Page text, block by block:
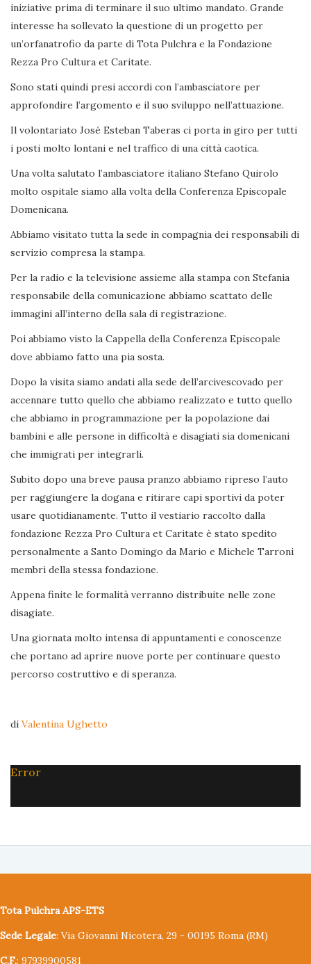
iniziative prima di terminare il suo ultimo mandato. Grande
interesse ha sollevato la questione di un progetto per
un’orfanatrofio da parte di Tota Pulchra e la Fondazione
Rezza Pro Cultura et Caritate.
Sono stati quindi presi accordi con l’ambasciatore per
approfondire l’argomento e il suo sviluppo nell’attuazione.
Il volontariato José Esteban Taberas ci porta in giro per tutti
i posti molto lontani e nel traffico di una città caotica.
Una volta salutato l’ambasciatore italiano Stefano Quirolo
molto ospitale siamo alla volta della Conferenza Episcopale
Domenicana.
Abbiamo visitato tutta la sede in compagnia dei responsabili di
servizio compresa la stampa.
Per la radio e la televisione assieme alla stampa con Stefania
responsabile della comunicazione abbiamo scattato delle
immagini all’interno della sala di registrazione.
Poi abbiamo visto la Cappella della Conferenza Episcopale
dove abbiamo fatto una pia sosta.
Dopo la visita siamo andati alla sede dell’arcivescovado per
accennare tutto quello che abbiamo realizzato e tutto quello
che abbiamo in programmazione per la popolazione dai
bambini e alle persone in difficoltà e disagiati sia domenicani
che immigrati per integrarli.
Subito dopo una breve pausa pranzo abbiamo ripreso l’auto
per raggiungere la dogana e ritirare capi sportivi da poter
usare quotidianamente. Tutto il vestiario raccolto dalla
fondazione Rezza Pro Cultura et Caritate è stato spedito
personalmente a Santo Domingo da Mario e Michele Tarroni
membri della stessa fondazione.
Appena finite le formalità verranno distribuite nelle zone
disagiate.
Una giornata molto intensa di appuntamenti e conoscenze
che portano ad aprire nuove porte per continuare questo
percorso costruttivo e di speranza.
di Valentina Ughetto
Error
Tota Pulchra APS-ETS
Sede Legale: Via Giovanni Nicotera, 29 - 00195 Roma (RM)
C.F.: 97939900581